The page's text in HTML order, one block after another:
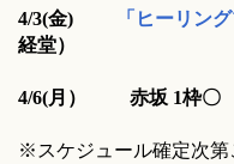
4/3(金) 「ヒーリン
経堂）
4/6(月 ） 赤坂 1枠〇
※スケジュール確定次第